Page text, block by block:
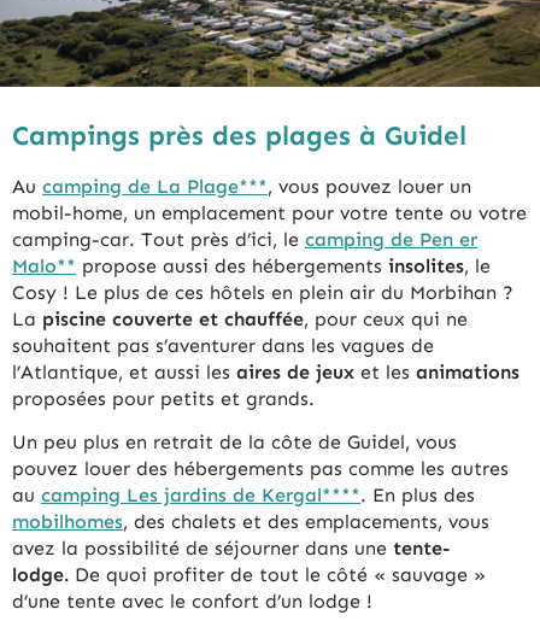
Campings près des plages à Guidel
Au camping de La Plage***, vous pouvez louer un
mobil-home, un emplacement pour votre tente ou votre
camping-car. Tout près d’ici, le camping de Pen er
Malo** propose aussi des hébergements insolites, le
Cosy ! Le plus de ces hôtels en plein air du Morbihan ?
La piscine couverte et chauffée, pour ceux qui ne
souhaitent pas s’aventurer dans les vagues de
l’Atlantique, et aussi les aires de jeux et les animations
proposées pour petits et grands.
Un peu plus en retrait de la côte de Guidel, vous
pouvez louer des hébergements pas comme les autres
au camping Les jardins de Kergal****. En plus des
mobilhomes, des chalets et des emplacements, vous
avez la possibilité de séjourner dans une tente-
lodge. De quoi profiter de tout le côté « sauvage »
d’une tente avec le confort d’un lodge !